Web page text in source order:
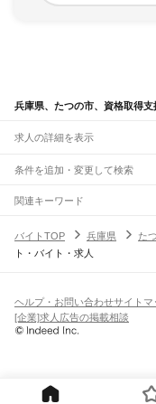
兵庫県、たつの市、資格取得
求人の詳細を表示
条件を追加・変更して検索
市区町村を追加・変更
兵庫県すべて
神戸市 すべて
西脇市宝塚市三木市高砂
丹波市南あわじ市朝来市
神崎郡揖保郡
駅を追加・変更
JR神戸線(神戸～姫路)
神戸駅 兵庫駅
JR山陽本線(姫路～岡山)
職種を追加・変更
飲食・フードサービスすべ
ホールスタッフキッチンスタ
パン屋（ベーカリー）
営業テレフォンアポインタ
人気
日払いOK高校生歓迎
シフト
雇用形態を追加・変更
派遣社員
関連キーワード
大阪府 大東市 資格取得支
兵庫県 たつの市 在宅OK 資
バイトTOP 兵庫県 た
ト・バイト・求人
ヘルプ・お問い合わせサイトマ
[企業]求人広告の掲載相談